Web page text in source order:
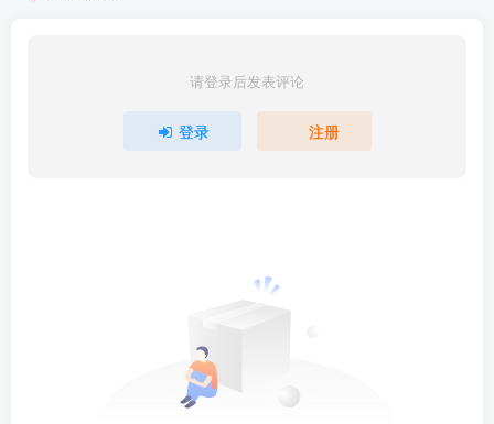
请登录后发表评论
登录 注册